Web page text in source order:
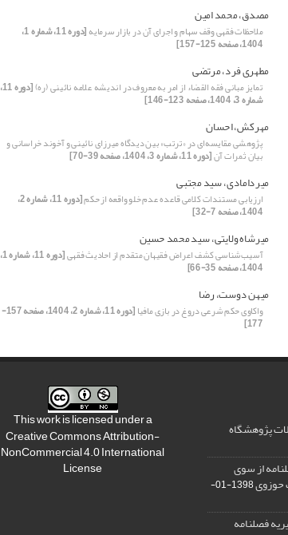
مصدق، محمد امین
ملاحظات فقهی وقف سهام و اجرای آن در بازار سرمایه [دوره 11، شماره 1،
1404، صفحه 125-157]
مطهری فرد، مرتضی
تمایز مبانی فقه القضاء از امر به معروف در اندیشه علامه نائینی (ره) [دوره 11،
شماره 3، 1404، صفحه 123-146]
مهرکش، احسان
پژوهشی مقایسه‌ای در «ترتب» بین دیدگاه میرزای نائینی و آخوند خراسانی و
بیان ثمرات آن[دوره 11، شماره 3، 1404، صفحه 39-70]
میردامادی، سید مجتبی
ارزیابی مستندات کلامی قاعده عدم خلو واقعه از حکم [دوره 11، شماره 2،
1404، صفحه 7-32]
میرشاه ولایتی، سید محمد حسین
آسیب‌شناسی کشف اعراض فقیهان متقدم از احادیث فقهی [دوره 11، شماره 1،
1404، صفحه 35-66]
میهن دوست، رضا
واکاوی حکم شرعی دروغ در بازی مافیا [دوره 11، شماره 2، 1404، صفحه 157-
177]
پژوهشگاه
از سوی
حوزوی
1398-01-
فصلنامه
This work is licensed under a
Creative Commons Attribution-
NonCommercial 4.0 International
License